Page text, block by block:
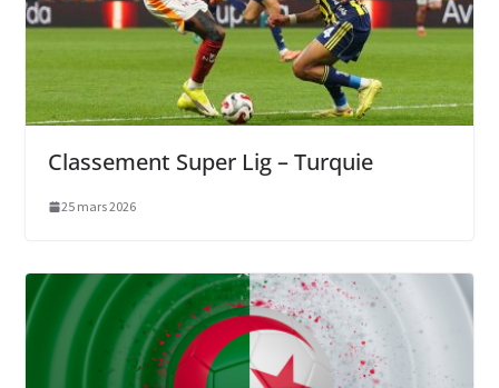
Classement Super Lig – Turquie
25 mars 2026